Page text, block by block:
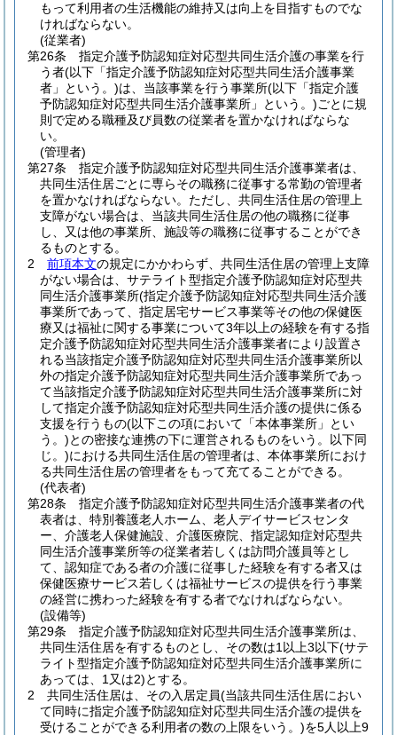
もって利用者の生活機能の維持又は向上を目指すものでな
ければならない。
(従業者)
第26条
指定介護予防認知症対応型共同生活介護の事業を行
う者(以下「指定介護予防認知症対応型共同生活介護事業
者」という。)は、当該事業を行う事業所(以下「指定介護
予防認知症対応型共同生活介護事業所」という。)ごとに規
則で定める職種及び員数の従業者を置かなければならな
い。
(管理者)
第27条
指定介護予防認知症対応型共同生活介護事業者は、
共同生活住居ごとに専らその職務に従事する常勤の管理者
を置かなければならない。 ただし、共同生活住居の管理上
支障がない場合は、当該共同生活住居の他の職務に従事
し、又は他の事業所、施設等の職務に従事することができ
るものとする。
2
前項本文の規定にかかわらず、共同生活住居の管理上支障
がない場合は、サテライト型指定介護予防認知症対応型共
同生活介護事業所(指定介護予防認知症対応型共同生活介護
事業所であって、指定居宅サービス事業等その他の保健医
療又は福祉に関する事業について3年以上の経験を有する指
定介護予防認知症対応型共同生活介護事業者により設置さ
れる当該指定介護予防認知症対応型共同生活介護事業所以
外の指定介護予防認知症対応型共同生活介護事業所であっ
て当該指定介護予防認知症対応型共同生活介護事業所に対
して指定介護予防認知症対応型共同生活介護の提供に係る
支援を行うもの(以下この項において「本体事業所」とい
う。)との密接な連携の下に運営されるものをいう。以下同
じ。)における共同生活住居の管理者は、本体事業所におけ
る共同生活住居の管理者をもって充てることができる。
(代表者)
第28条
指定介護予防認知症対応型共同生活介護事業者の代
表者は、特別養護老人ホーム、老人デイサービスセンタ
ー、介護老人保健施設、介護医療院、指定認知症対応型共
同生活介護事業所等の従業者若しくは訪問介護員等とし
て、認知症である者の介護に従事した経験を有する者又は
保健医療サービス若しくは福祉サービスの提供を行う事業
の経営に携わった経験を有する者でなければならない。
(設備等)
第29条
指定介護予防認知症対応型共同生活介護事業所は、
共同生活住居を有するものとし、その数は1以上3以下(サテ
ライト型指定介護予防認知症対応型共同生活介護事業所に
あっては、1又は2)とする。
2
共同生活住居は、その入居定員(当該共同生活住居におい
て同時に指定介護予防認知症対応型共同生活介護の提供を
受けることができる利用者の数の上限をいう。)を5人以上9